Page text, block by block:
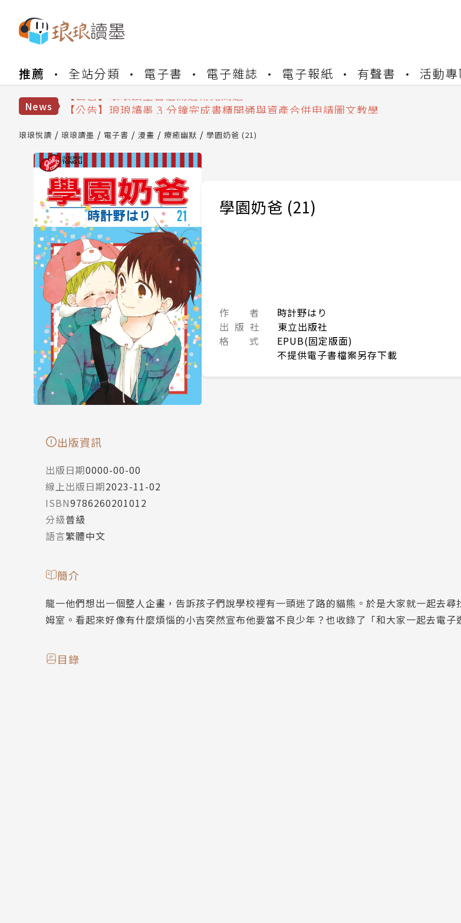
推薦 全站分類 電子書 電子雜誌 電子報紙 有聲書 活動專
News
【公告】琅琅讀墨數位閱讀資產合併與書櫃開通申請
【公告】琅琅讀墨 3 分鐘完成書櫃開通與資產合併申請圖文教學
【公告】琅琅讀墨數位閱讀資產合併與書櫃開通申請
琅琅悅讀 琅琅讀墨 電子書 漫畫 療癒幽默 學園奶爸 (21)
學園奶爸 (21)
作 者
時計野はり
出 版 社
東立出版社
格 式
EPUB(固定版面)
不提供電子書檔案另存下載
出版資訊
出版日期0000-00-00
線上出版日期2023-11-02
ISBN9786260201012
分級普級
語言繁體中文
簡介
龍一他們想出一個整人企畫，告訴孩子們說學校裡有一頭迷了路的貓熊。於是大家就一起去
姆室。看起來好像有什麼煩惱的小吉突然宣布他要當不良少年？也收錄了「和大家一起去電
目錄